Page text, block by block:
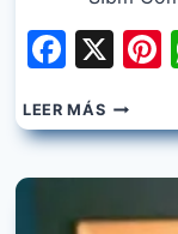
X
LEER MÁSMAU
Y
RICKY,